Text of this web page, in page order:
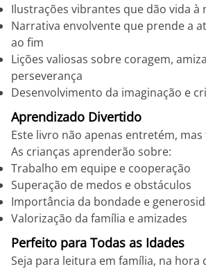
Ilustrações vibrantes que dão vida à
Narrativa envolvente que prende a
ao fim
Lições valiosas sobre coragem,
perseverança
Desenvolvimento da imaginação e
Aprendizado Divertido
Este livro não apenas entretém,
As crianças aprenderão sobre:
Trabalho em equipe e cooperação
Superação de medos e obstáculos
Importância da bondade e
Valorização da família e amizades
Perfeito para Todas as Idades
Seja para leitura em família, na hora